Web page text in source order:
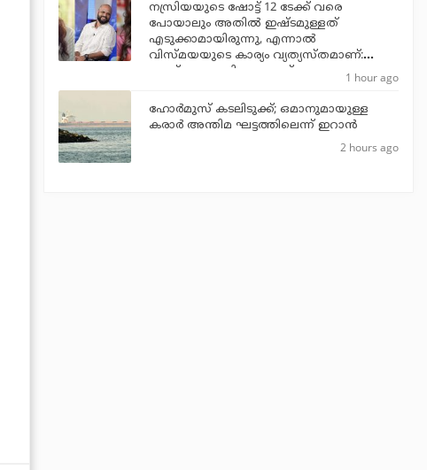
നസ്രിയയുടെ ഷോട്ട് 12 ടേക്ക് വരെ
പോയാലും അതില്‍ ഇഷ്ടമുള്ളത്
എടുക്കാമായിരുന്നു, എന്നാല്‍
വിസ്മയയുടെ കാര്യം വ്യത്യസ്തമാണ്:
ജൂഡ് ആന്തണി ജോസഫ്
1 hour ago
ഹോര്‍മുസ് കടലിടുക്ക്; ഒമാനുമായുള്ള
കരാര്‍ അന്തിമ ഘട്ടത്തിലെന്ന് ഇറാന്‍
2 hours ago